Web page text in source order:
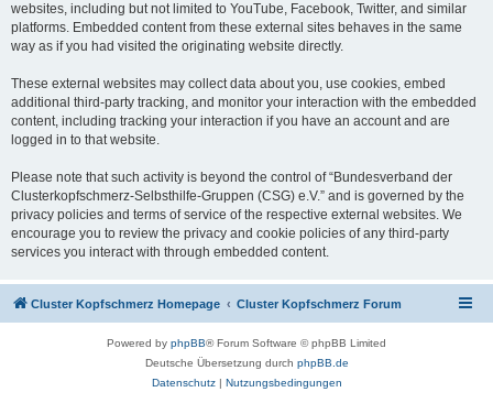
websites, including but not limited to YouTube, Facebook, Twitter, and similar
platforms. Embedded content from these external sites behaves in the same
way as if you had visited the originating website directly.
These external websites may collect data about you, use cookies, embed
additional third-party tracking, and monitor your interaction with the embedded
content, including tracking your interaction if you have an account and are
logged in to that website.
Please note that such activity is beyond the control of “Bundesverband der
Clusterkopfschmerz-Selbsthilfe-Gruppen (CSG) e.V.” and is governed by the
privacy policies and terms of service of the respective external websites. We
encourage you to review the privacy and cookie policies of any third-party
services you interact with through embedded content.
Cluster Kopfschmerz Homepage Cluster Kopfschmerz Forum
Powered by phpBB® Forum Software © phpBB Limited
Deutsche Übersetzung durch phpBB.de
Datenschutz| Nutzungsbedingungen